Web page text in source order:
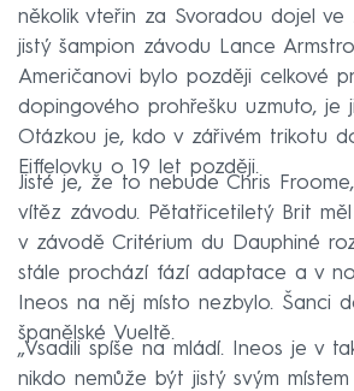
několik vteřin za Svoradou dojel ve
jistý šampion závodu Lance
Američanovi bylo později celkové
dopingového prohřešku uzmuto, je
Otázkou je, kdo v zářivém trikotu
Eiffelovku o 19 let později.
Jisté je, že to nebude Chris
vítěz závodu. Pětatřicetiletý Brit
v závodě Critérium du Dauphiné
stále prochází fází adaptace a v
Ineos na něj místo nezbylo. Šanci
španělské Vueltě.
„Vsadili spíše na mládí. Ineos je v
nikdo nemůže být jistý svým